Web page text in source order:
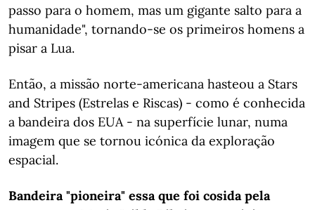
passo para o homem, mas um gigante salto para a
humanidade", tornando-se os primeiros homens a
pisar a Lua.
Então, a missão norte-americana hasteou a Stars
and Stripes (Estrelas e Riscas) - como é conhecida
a bandeira dos EUA - na superfície lunar, numa
imagem que se tornou icónica da exploração
espacial.
Bandeira "pioneira" essa que foi cosida pela